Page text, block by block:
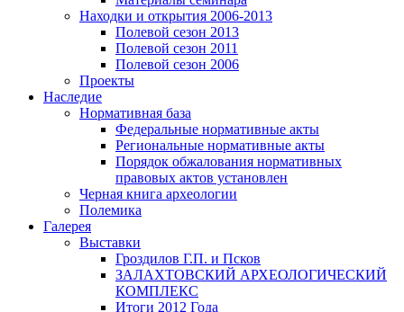
Находки и открытия 2006-2013
Полевой сезон 2013
Полевой сезон 2011
Полевой сезон 2006
Проекты
Наследие
Нормативная база
Федеральные нормативные акты
Региональные нормативные акты
Порядок обжалования нормативных
правовых актов установлен
Черная книга археологии
Полемика
Галерея
Выставки
Гроздилов Г.П. и Псков
ЗАЛАХТОВСКИЙ АРХЕОЛОГИЧЕСКИЙ
КОМПЛЕКС
Итоги 2012 Года